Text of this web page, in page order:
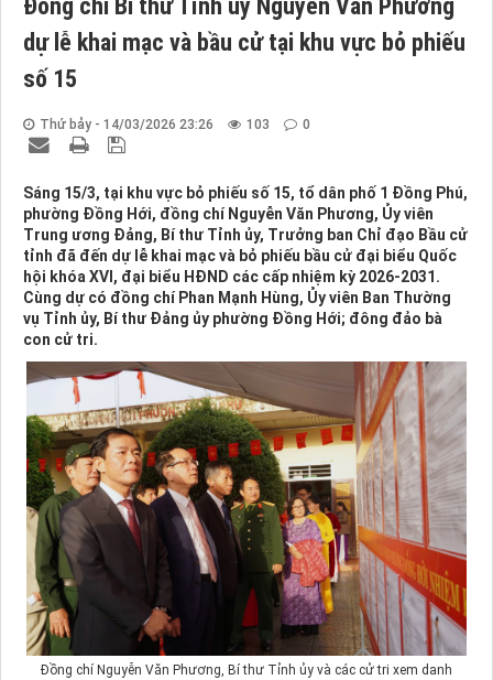
Đồng chí Bí thư Tỉnh ủy Nguyễn Văn Phương
dự lễ khai mạc và bầu cử tại khu vực bỏ phiếu
số 15
Thứ bảy - 14/03/2026 23:26 103 0
Sáng 15/3, tại khu vực bỏ phiếu số 15, tổ dân phố 1 Đồng Phú,
phường Đồng Hới, đồng chí Nguyễn Văn Phương, Ủy viên
Trung ương Đảng, Bí thư Tỉnh ủy, Trưởng ban Chỉ đạo Bầu cử
tỉnh đã đến dự lễ khai mạc và bỏ phiếu bầu cử đại biểu Quốc
hội khóa XVI, đại biểu HĐND các cấp nhiệm kỳ 2026-2031.
Cùng dự có đồng chí Phan Mạnh Hùng, Ủy viên Ban Thường
vụ Tỉnh ủy, Bí thư Đảng ủy phường Đồng Hới; đông đảo bà
con cử tri.
Đồng chí Nguyễn Văn Phương, Bí thư Tỉnh ủy và các cử tri xem danh